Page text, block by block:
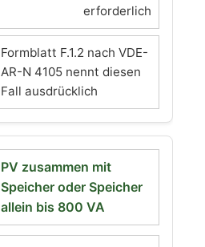
erforderlich
Formblatt F.1.2 nach VDE-
AR-N 4105 nennt diesen
Fall ausdrücklich
PV zusammen mit
Speicher oder Speicher
allein bis 800 VA